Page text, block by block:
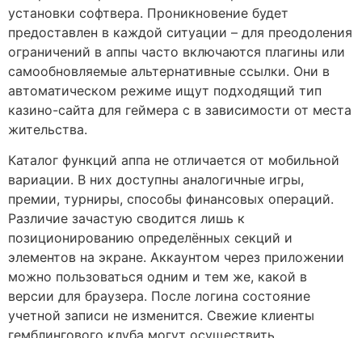
установки софтвера. Проникновение будет
предоставлен в каждой ситуации – для преодоления
ограничений в аппы часто включаются плагины или
самообновляемые альтернативные ссылки. Они в
автоматическом режиме ищут подходящий тип
казино-сайта для геймера с в зависимости от места
жительства.
Каталог функций аппа не отличается от мобильной
вариации. В них доступны аналогичные игры,
премии, турниры, способы финансовых операций.
Различие зачастую сводится лишь к
позиционированию определённых секций и
элементов на экране. Аккаунтом через приложении
можно пользоваться одним и тем же, какой в
версии для браузера. После логина состояние
учетной записи не изменится. Свежие клиенты
гемблингового клуба могут осуществить